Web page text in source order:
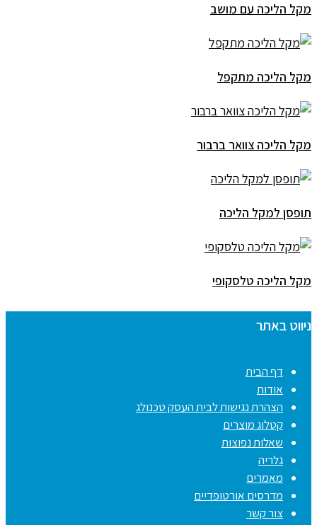
מקל הליכה עם מושב
מקל הליכה מתקפל
מקל הליכה צוואר ברבור
תופסן למקל הליכה
מקל הליכה טלסקופי
ניווט באתר
דף הבית
אודות
הצהרת נגישות לבית העסק טכנולג
קטלוג מוצרים
שאלות נפוצות
גלריה
מאמרים
מדרסים אורטופדיים
צור קשר